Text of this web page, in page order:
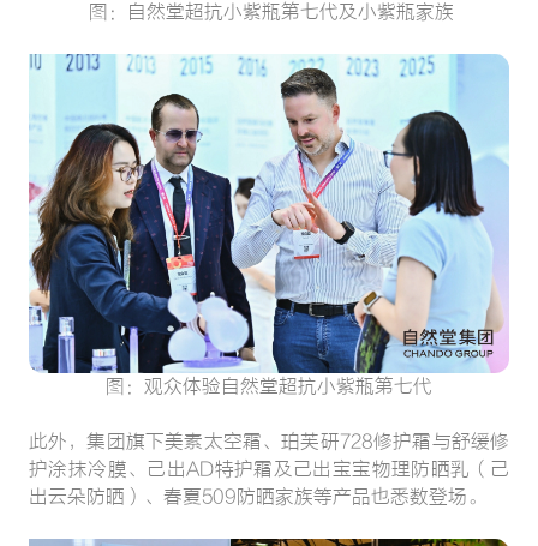
图：自然堂超抗小紫瓶第七代及小紫瓶家族
图：观众体验自然堂超抗小紫瓶第七代
此外，集团旗下美素太空霜、珀芙研728修护霜与舒缓修
护涂抹冷膜、己出AD特护霜及己出宝宝物理防晒乳（己
出云朵防晒）、春夏509防晒家族等产品也悉数登场。